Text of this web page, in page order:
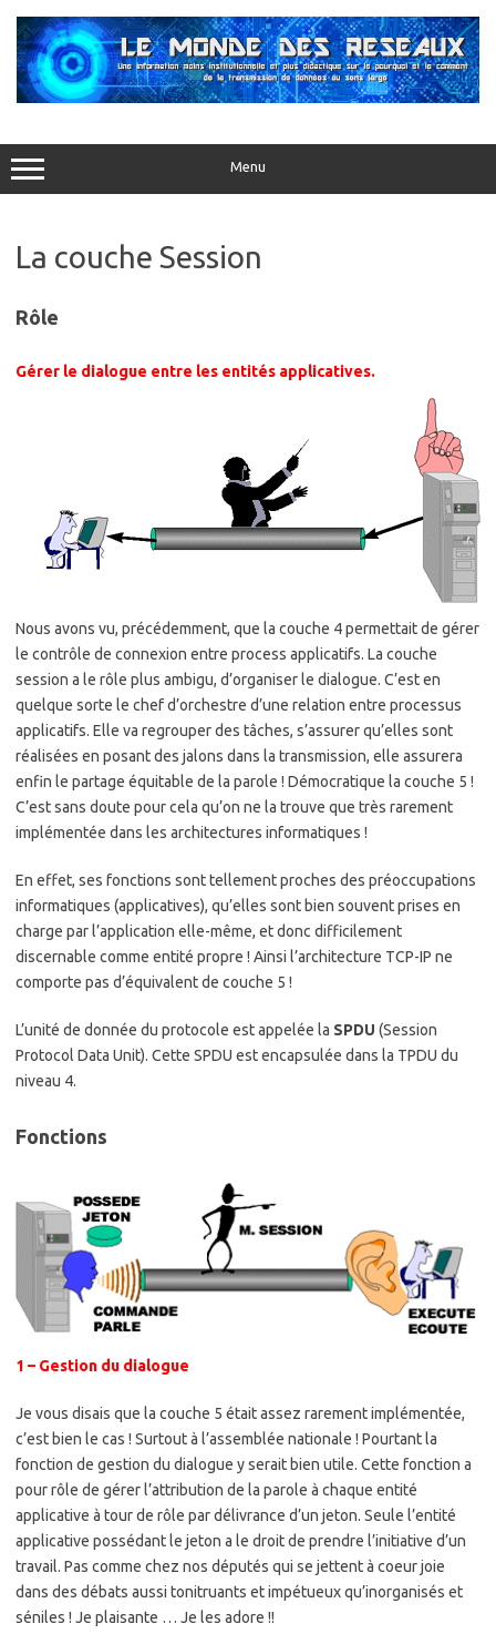
contenu
Menu
La couche Session
Rôle
Gérer le dialogue entre les entités applicatives.
Nous avons vu, précédemment, que la couche 4 permettait de gérer
le contrôle de connexion entre process applicatifs. La couche
session a le rôle plus ambigu, d’organiser le dialogue. C’est en
quelque sorte le chef d’orchestre d’une relation entre processus
applicatifs. Elle va regrouper des tâches, s’assurer qu’elles sont
réalisées en posant des jalons dans la transmission, elle assurera
enfin le partage équitable de la parole ! Démocratique la couche 5 !
C’est sans doute pour cela qu’on ne la trouve que très rarement
implémentée dans les architectures informatiques !
En effet, ses fonctions sont tellement proches des préoccupations
informatiques (applicatives), qu’elles sont bien souvent prises en
charge par l’application elle-même, et donc difficilement
discernable comme entité propre ! Ainsi l’architecture TCP-IP ne
comporte pas d’équivalent de couche 5 !
L’unité de donnée du protocole est appelée la SPDU (Session
Protocol Data Unit). Cette SPDU est encapsulée dans la TPDU du
niveau 4.
Fonctions
1 – Gestion du dialogue
Je vous disais que la couche 5 était assez rarement implémentée,
c’est bien le cas ! Surtout à l’assemblée nationale ! Pourtant la
fonction de gestion du dialogue y serait bien utile. Cette fonction a
pour rôle de gérer l’attribution de la parole à chaque entité
applicative à tour de rôle par délivrance d’un jeton. Seule l’entité
applicative possédant le jeton a le droit de prendre l’initiative d’un
travail. Pas comme chez nos députés qui se jettent à coeur joie
dans des débats aussi tonitruants et impétueux qu’inorganisés et
séniles ! Je plaisante … Je les adore !!